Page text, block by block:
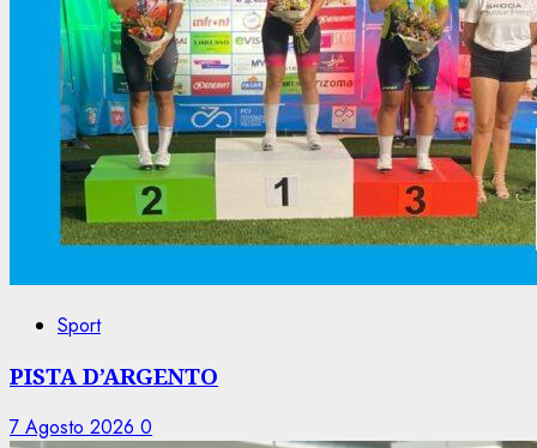
Sport
PISTA D’ARGENTO
7 Agosto 2026 0